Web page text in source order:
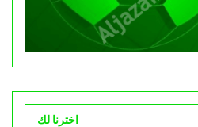
اخترنا لك